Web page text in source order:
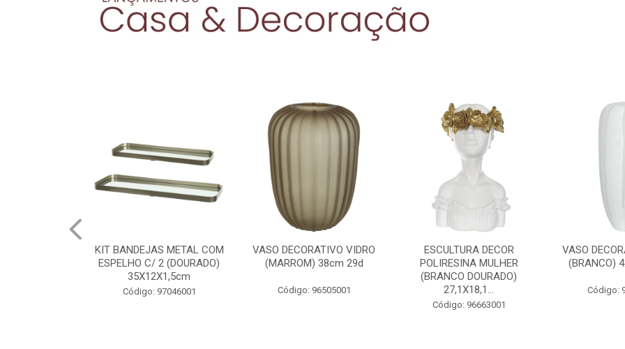
VASO DECORATIVO VIDRO
(MARROM) 38cm 29d
Código: 96505001
ESCULTURA DECOR
POLIRESINA MULHER
27,1X18,1...
VASO DECORATIVO VIDRO
(BRANCO) 42X17X14cm
Código: 96503001
VASO
CERAMICA
Código: